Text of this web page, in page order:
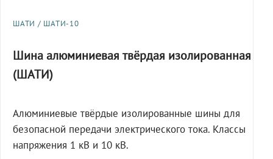
ШАТИ / ШАТИ-10
Шина алюминиевая твёрдая изолированная
(ШАТИ)
Алюминиевые твёрдые изолированные шины для
безопасной передачи электрического тока. Классы
напряжения 1 кВ и 10 кВ.